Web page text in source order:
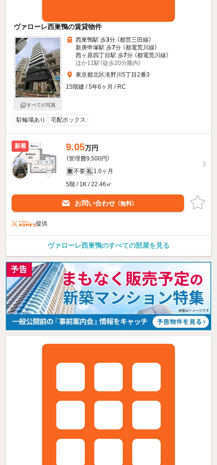
ヴァローレ西巣鴨の賃貸物件
すべての写真
西巣鴨駅 歩3分 （都営三田線）
新庚申塚駅 歩7分 （都電荒川線）
西ヶ原四丁目駅 歩7分 （都電荒川線）
ほか11駅（徒歩20分圏内）
東京都北区滝野川5丁目2番3
15階建 / 5年6ヶ月 / RC
駐輪場あり 宅配ボックス
新着 9.05万円
（管理費9,500円）
敷 不要 礼 1.0ヶ月
5階 / 1K / 22.46㎡
お問い合わせ （無料）
提供
ヴァローレ西巣鴨のすべての部屋を見る